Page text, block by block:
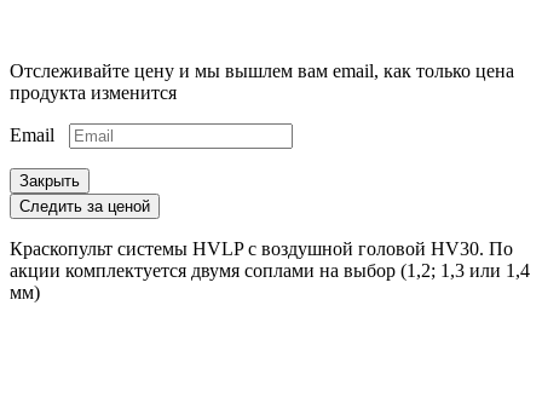
Отслеживайте цену и мы вышлем вам email, как только цена
продукта изменится
Email
Закрыть
Следить за ценой
Краскопульт системы HVLP с воздушной головой HV30. По
акции комплектуется двумя соплами на выбор (1,2; 1,3 или 1,4
мм)